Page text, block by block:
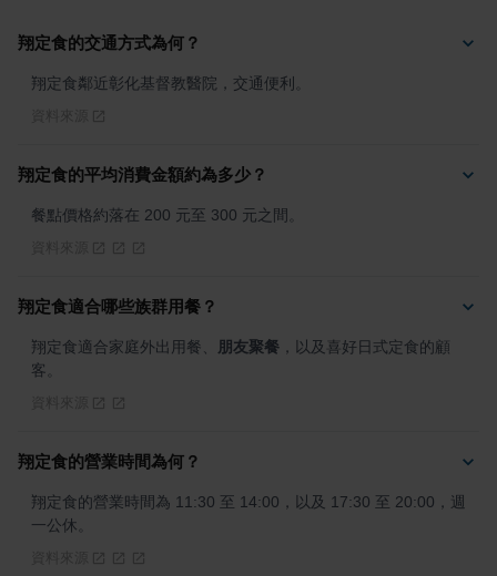
翔定食的交通方式為何？
翔定食鄰近彰化基督教醫院，交通便利。
翔定食的平均消費金額約為多少？
餐點價格約落在 200 元至 300 元之間。
翔定食適合哪些族群用餐？
翔定食適合家庭外出用餐、 朋友聚餐 ，以及喜好日式定食的顧
客。
翔定食的營業時間為何？
翔定食的營業時間為 11:30 至 14:00，以及 17:30 至 20:00，週
一公休。